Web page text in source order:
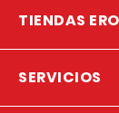
TIENDAS
SERVICIOS